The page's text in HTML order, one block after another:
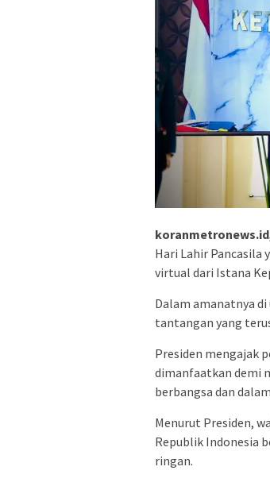
Hari Lahir Pancasila
virtual dari Istana
Dalam amanatnya
tantangan yang
Presiden mengajak
dimanfaatkan demi
berbangsa dan
Menurut Presiden,
Republik Indonesia
ringan.